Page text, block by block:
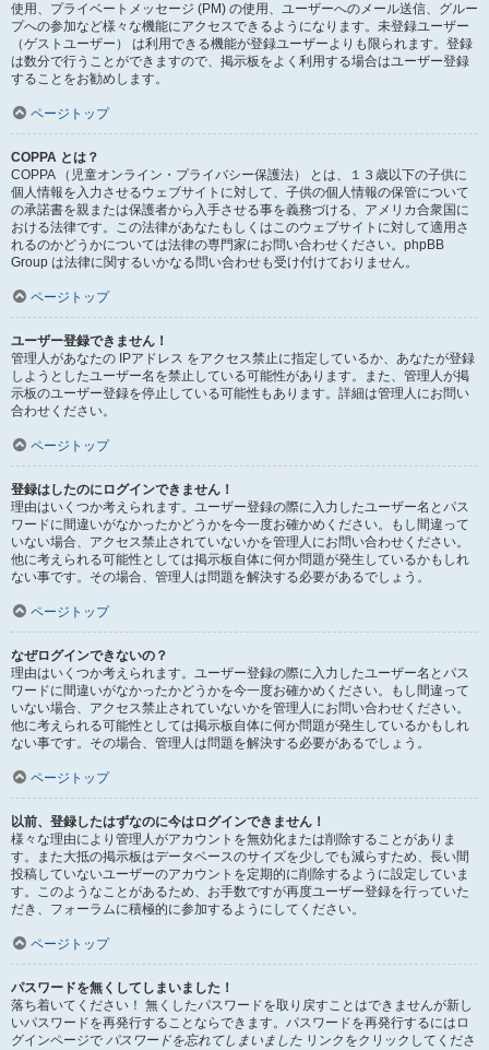
使用、プライベートメッセージ (PM) の使用、ユーザーへのメール送信、グルー
プへの参加など様々な機能にアクセスできるようになります。未登録ユーザー
（ゲストユーザー） は利用できる機能が登録ユーザーよりも限られます。登録
は数分で行うことができますので、掲示板をよく利用する場合はユーザー登録
することをお勧めします。
ページトップ
COPPA とは？
COPPA （児童オンライン・プライバシー保護法） とは、１３歳以下の子供に
個人情報を入力させるウェブサイトに対して、子供の個人情報の保管について
の承諾書を親または保護者から入手させる事を義務づける、アメリカ合衆国に
おける法律です。この法律があなたもしくはこのウェブサイトに対して適用さ
れるのかどうかについては法律の専門家にお問い合わせください。phpBB
Group は法律に関するいかなる問い合わせも受け付けておりません。
ページトップ
ユーザー登録できません！
管理人があなたの IPアドレス をアクセス禁止に指定しているか、あなたが登録
しようとしたユーザー名を禁止している可能性があります。また、管理人が掲
示板のユーザー登録を停止している可能性もあります。詳細は管理人にお問い
合わせください。
ページトップ
登録はしたのにログインできません！
理由はいくつか考えられます。ユーザー登録の際に入力したユーザー名とパス
ワードに間違いがなかったかどうかを今一度お確かめください。もし間違って
いない場合、アクセス禁止されていないかを管理人にお問い合わせください。
他に考えられる可能性としては掲示板自体に何か問題が発生しているかもしれ
ない事です。その場合、管理人は問題を解決する必要があるでしょう。
ページトップ
なぜログインできないの？
理由はいくつか考えられます。ユーザー登録の際に入力したユーザー名とパス
ワードに間違いがなかったかどうかを今一度お確かめください。もし間違って
いない場合、アクセス禁止されていないかを管理人にお問い合わせください。
他に考えられる可能性としては掲示板自体に何か問題が発生しているかもしれ
ない事です。その場合、管理人は問題を解決する必要があるでしょう。
ページトップ
以前、登録したはずなのに今はログインできません！
様々な理由により管理人がアカウントを無効化または削除することがありま
す。また大抵の掲示板はデータベースのサイズを少しでも減らすため、長い間
投稿していないユーザーのアカウントを定期的に削除するように設定していま
す。このようなことがあるため、お手数ですが再度ユーザー登録を行っていた
だき、フォーラムに積極的に参加するようにしてください。
ページトップ
パスワードを無くしてしまいました！
落ち着いてください！ 無くしたパスワードを取り戻すことはできませんが新し
いパスワードを再発行することならできます。パスワードを再発行するにはロ
グインページで パスワードを忘れてしまいました リンクをクリックしてくださ